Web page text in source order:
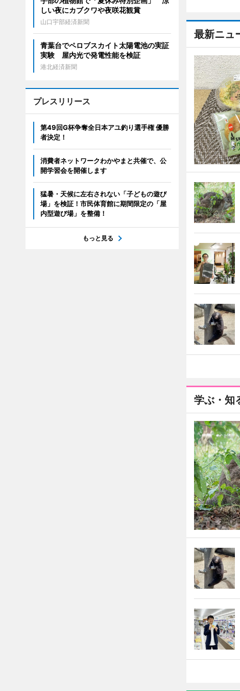
最新ニュ
学ぶ・知
しい夜にカブクワや夜咲花観賞
山口宇部経済新聞
青葉台でペロブスカイト太陽電池の実証
実験 屋内光で発電性能を検証
港北経済新聞
プレスリリース
第49回G杯争奪全日本アユ釣り選手権 優勝
者決定！
消費者ネットワークわかやまと共催で、公
開学習会を開催します
猛暑・天候に左右されない「子どもの遊び
場」を検証！市民体育館に期間限定の「屋
内型遊び場」を整備！
もっと見る